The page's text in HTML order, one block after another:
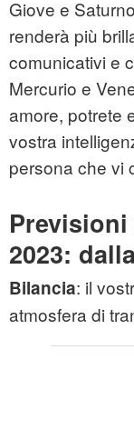
Giove e
renderà più
comunicativi e
Mercurio e
amore, potrete
vostra
persona che vi
2023:
Bilancia: il
atmosfera di